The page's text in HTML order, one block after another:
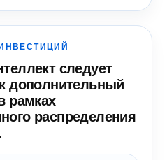
следует
дополнительный
рамках
распределения